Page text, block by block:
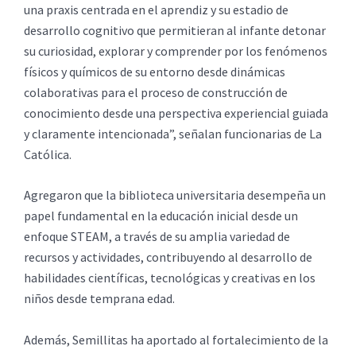
una praxis centrada en el aprendiz y su estadio de
desarrollo cognitivo que permitieran al infante detonar
su curiosidad, explorar y comprender por los fenómenos
físicos y químicos de su entorno desde dinámicas
colaborativas para el proceso de construcción de
conocimiento desde una perspectiva experiencial guiada
y claramente intencionada”, señalan funcionarias de La
Católica.
Agregaron que la biblioteca universitaria desempeña un
papel fundamental en la educación inicial desde un
enfoque STEAM, a través de su amplia variedad de
recursos y actividades, contribuyendo al desarrollo de
habilidades científicas, tecnológicas y creativas en los
niños desde temprana edad.
Además, Semillitas ha aportado al fortalecimiento de la